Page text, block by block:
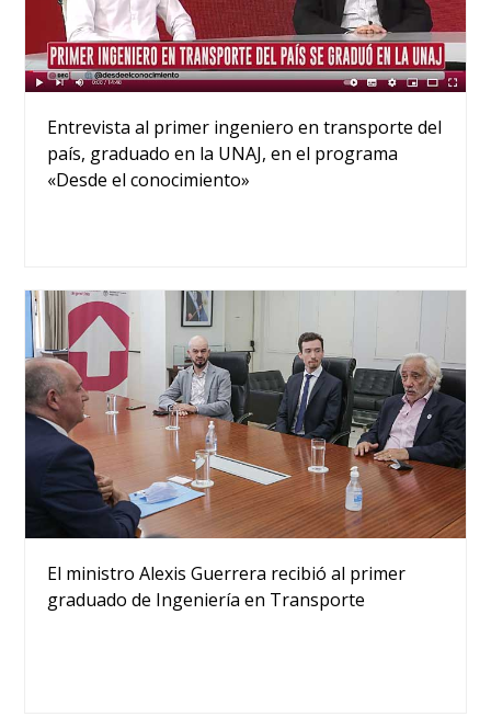
Entrevista al primer ingeniero en transporte del
país, graduado en la UNAJ, en el programa
«Desde el conocimiento»
El ministro Alexis Guerrera recibió al primer
graduado de Ingeniería en Transporte